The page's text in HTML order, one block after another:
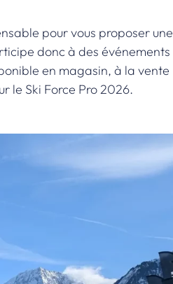
pour vous proposer une
donc à des événements
en magasin, à la vente
le Ski Force Pro 2026.